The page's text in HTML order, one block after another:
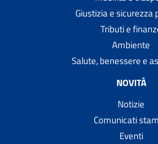
Giustizia e sicurezza
Tributi e
Ambiente
Salute, benessere e
NOVITÀ
Notizie
Comunicati
Eventi